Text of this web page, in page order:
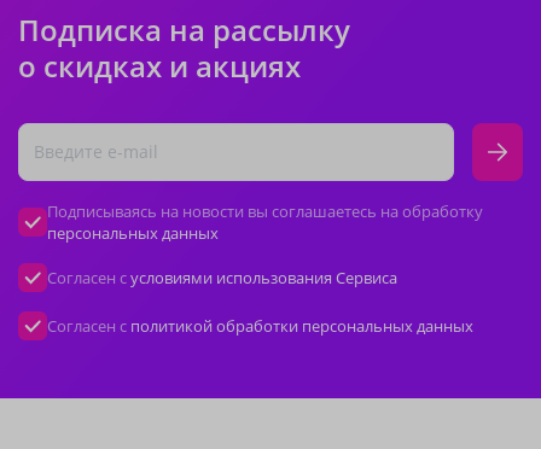
Подписка на рассылку
о скидках и акциях
Подписываясь на новости вы соглашаетесь на обработку
персональных данных
Согласен сусловиями использования Сервиса
Согласен с политикой обработки персональных данных